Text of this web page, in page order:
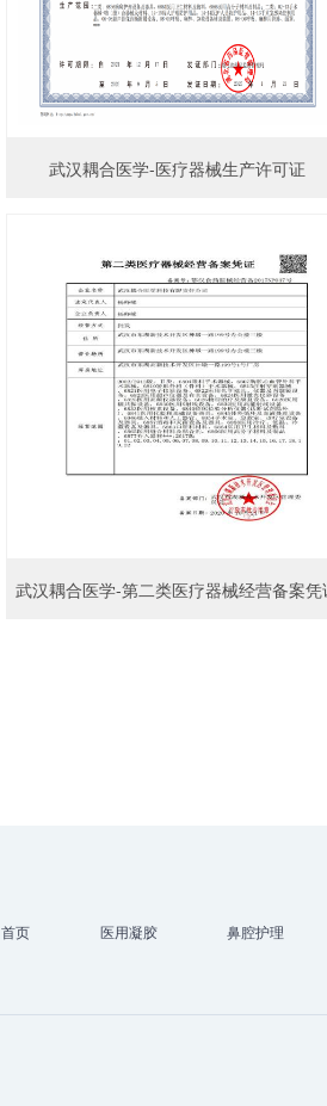
武汉耦合医学-医疗器械生产许可证
武汉耦合医学-第二类医疗器械经营备案凭
首页 医用凝胶 鼻腔护理